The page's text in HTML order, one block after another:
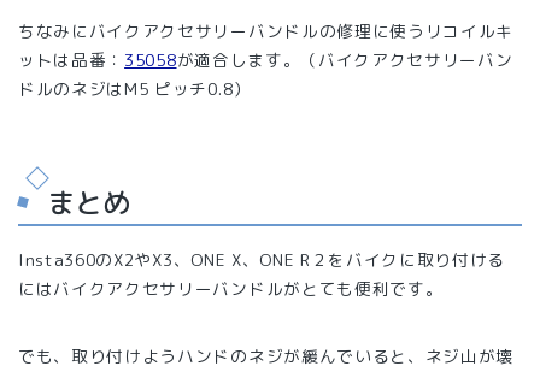
ちなみにバイクアクセサリーバンドルの修理に使うリコイルキ
ットは品番： 35058が適合します。（バイクアクセサリーバン
ドルのネジはM5 ピッチ0.8）
まとめ
Insta360のX2やX3、ONE X、ONE R２をバイクに取り付ける
にはバイクアクセサリーバンドルがとても便利です。
でも、取り付けようハンドのネジが緩んでいると、ネジ山が壊